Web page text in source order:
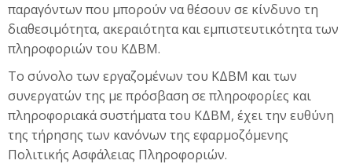
παραγόντων που μπορούν να θέσουν σε κίνδυνο τη
διαθεσιμότητα, ακεραιότητα και εμπιστευτικότητα των
πληροφοριών του ΚΔΒΜ.
Το σύνολο των εργαζομένων του ΚΔΒΜ και των
συνεργατών της με πρόσβαση σε πληροφορίες και
πληροφοριακά συστήματα του ΚΔΒΜ, έχει την ευθύνη
της τήρησης των κανόνων της εφαρμοζόμενης
Πολιτικής Ασφάλειας Πληροφοριών.